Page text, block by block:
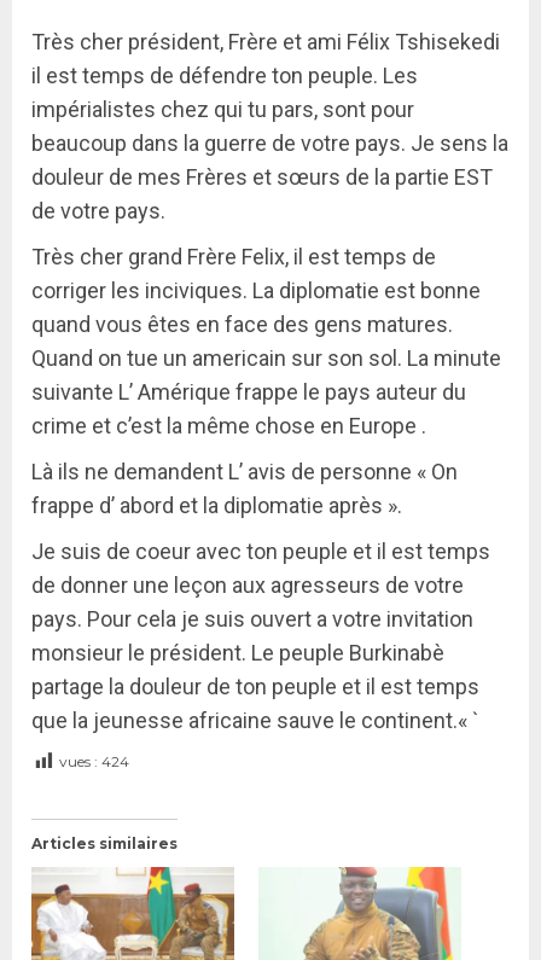
Très cher président, Frère et ami Félix Tshisekedi
il est temps de défendre ton peuple. Les
impérialistes chez qui tu pars, sont pour
beaucoup dans la guerre de votre pays. Je sens la
douleur de mes Frères et sœurs de la partie EST
de votre pays.
Très cher grand Frère Felix, il est temps de
corriger les inciviques. La diplomatie est bonne
quand vous êtes en face des gens matures.
Quand on tue un americain sur son sol. La minute
suivante L’ Amérique frappe le pays auteur du
crime et c’est la même chose en Europe .
Là ils ne demandent L’ avis de personne « On
frappe d’ abord et la diplomatie après ».
Je suis de coeur avec ton peuple et il est temps
de donner une leçon aux agresseurs de votre
pays. Pour cela je suis ouvert a votre invitation
monsieur le président. Le peuple Burkinabè
partage la douleur de ton peuple et il est temps
que la jeunesse africaine sauve le continent.« `
vues : 424
Articles similaires